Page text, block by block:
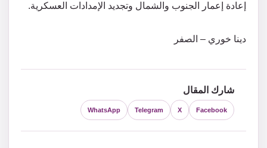
إعادة إعمار الجنوب والشمال وتجديد الإمدادات العسكرية.
دينا خوري – الصفر
شارك المقال
Facebook
X
Telegram
WhatsApp